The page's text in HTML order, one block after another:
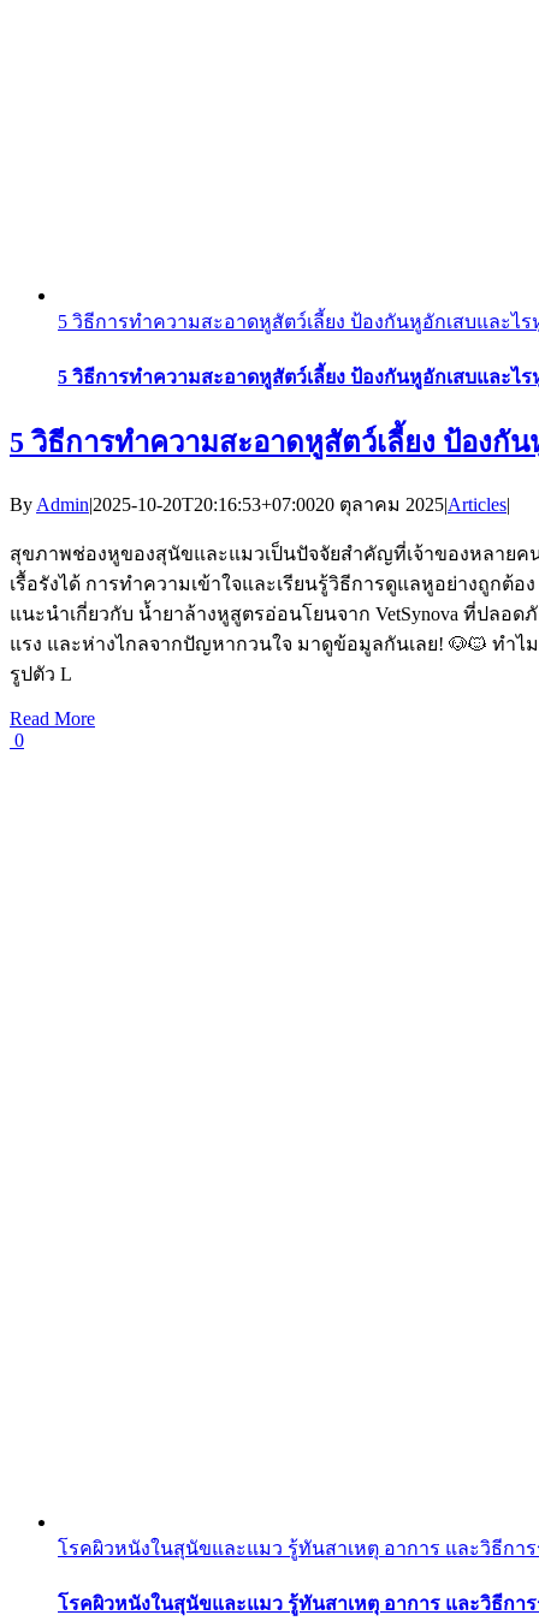
5 วิธีการทำความสะอาดหูสัตว์เลี้ยง ป้องกันหูอักเสบและไ
5 วิธีการทำความสะอาดหูสัตว์เลี้ยง ป้องกันหูอักเสบและไ
5 วิธีการทำความสะอาดหูสัตว์เลี้ยง ป้องกั
By Admin|2025-10-20T20:16:53+07:0020 ตุลาคม 2025|Articles|
สุขภาพช่องหูของสุนัขและแมวเป็นปัจจัยสำคัญที่เจ้าของหลายค
เรื้อรังได้ การทำความเข้าใจและเรียนรู้วิธีการดูแลหูอย่างถูก
แนะนำเกี่ยวกับ น้ำยาล้างหูสูตรอ่อนโยนจาก VetSynova ที่ปล
แรง และห่างไกลจากปัญหากวนใจ มาดูข้อมูลกันเลย! 🐶🐱 ทำ
รูปตัว L
Read More
0
โรคผิวหนังในสุนัขและแมว รู้ทันสาเหตุ อาการ และวิธีกา
โรคผิวหนังในสุนัขและแมว รู้ทันสาเหตุ อาการ และวิธีกา